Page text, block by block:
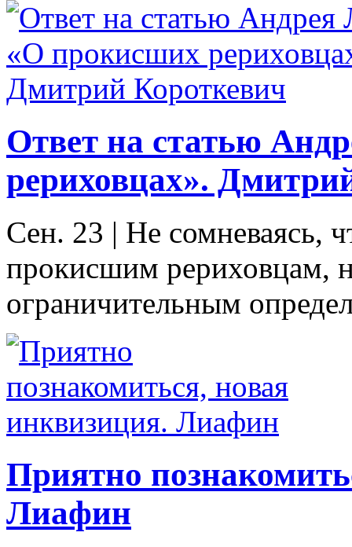
Ответ на статью
рериховцах».
Сен. 23 | Не сомневаясь,
прокисшим рериховцам,
ограничительным
Приятно
Лиафин